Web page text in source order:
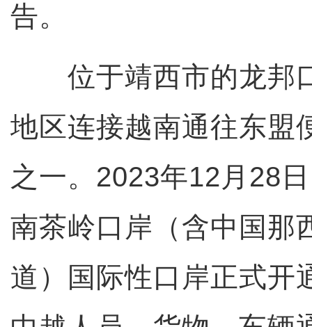
告。
位于靖西市的龙邦
地区连接越南通往东盟
之一。2023年12月28
南茶岭口岸（含中国
道）国际性口岸正式开